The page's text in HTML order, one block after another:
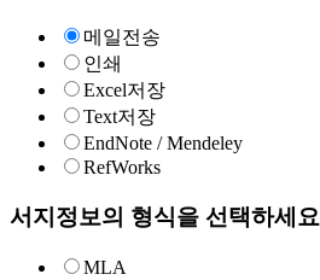
메일전송
인쇄
Excel저장
Text저장
EndNote / Mendeley
RefWorks
서지정보의 형식을 선택하세요
MLA